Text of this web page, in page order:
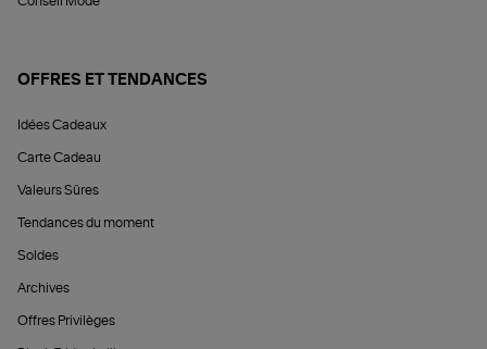
OFFRES ET TENDANCES
Idées Cadeaux
Carte Cadeau
Valeurs Sûres
Tendances du moment
Soldes
Archives
Offres Privilèges